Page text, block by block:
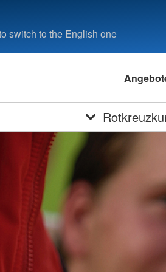
switch to the English one